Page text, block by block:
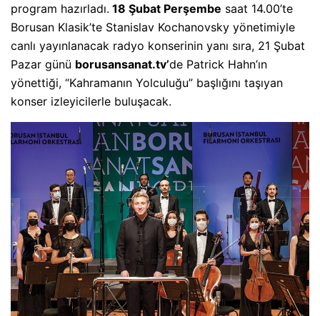
program hazırladı. 18 Şubat Perşembe saat 14.00’te
Borusan Klasik’te Stanislav Kochanovsky yönetimiyle
canlı yayınlanacak radyo konserinin yanı sıra, 21 Şubat
Pazar günü borusansanat.tv’de Patrick Hahn’ın
yönettiği, “Kahramanın Yolculuğu” başlığını taşıyan
konser izleyicilerle buluşacak.